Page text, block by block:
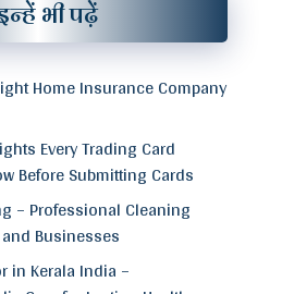
भी पढ़ें
Home Insurance Company
Every Trading Card
Before Submitting Cards
– Professional Cleaning
Businesses
in Kerala India –